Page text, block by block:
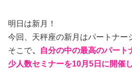
明日は新月！
今回、天秤座の新月はパートナー
そこで、
自分の中の最高のパート
少人数セミナーを10月5日に開催し